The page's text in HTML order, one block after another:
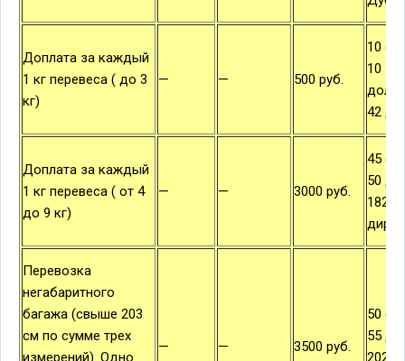
Доплата за каждый
1 кг перевеса ( до 3
кг)
— — 500 руб.
10
10
42
Доплата за каждый
1 кг перевеса ( от 4
до 9 кг)
— — 3000 руб.
45
50
182
Перевозка
негабаритного
багажа (свыше 203
см по сумме трех
измерений). Одно
— — 3500 руб.
50
55
202